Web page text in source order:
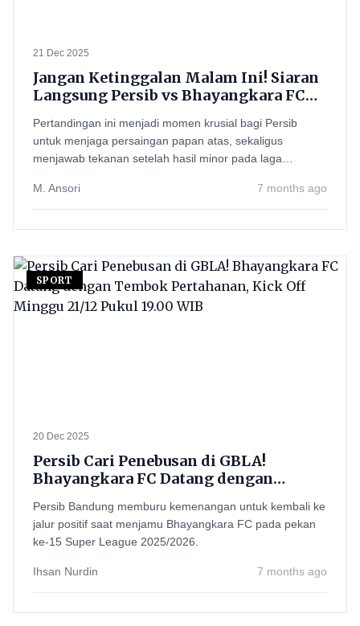
21 Dec 2025
Jangan Ketinggalan Malam Ini! Siaran
Langsung Persib vs Bhayangkara FC
WIB
Pertandingan ini menjadi momen krusial bagi Persib
untuk menjaga persaingan papan atas, sekaligus
menjawab tekanan setelah hasil minor pada laga
M. Ansori
7 months ago
SPORT
20 Dec 2025
Persib Cari Penebusan di GBLA!
Bhayangkara FC Datang dengan
21/12 Pukul 19.00 WIB
Persib Bandung memburu kemenangan untuk kembali ke
jalur positif saat menjamu Bhayangkara FC pada pekan
ke-15 Super League 2025/2026.
Ihsan Nurdin 7 months ago